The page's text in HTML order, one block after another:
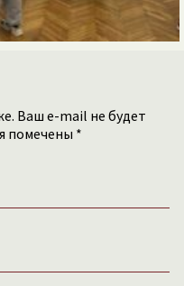
Ваш e-mail не будет
помечены *